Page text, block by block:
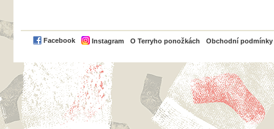
Facebook Instagram O Terryho ponožkách Obchodní podmínky
PayPal